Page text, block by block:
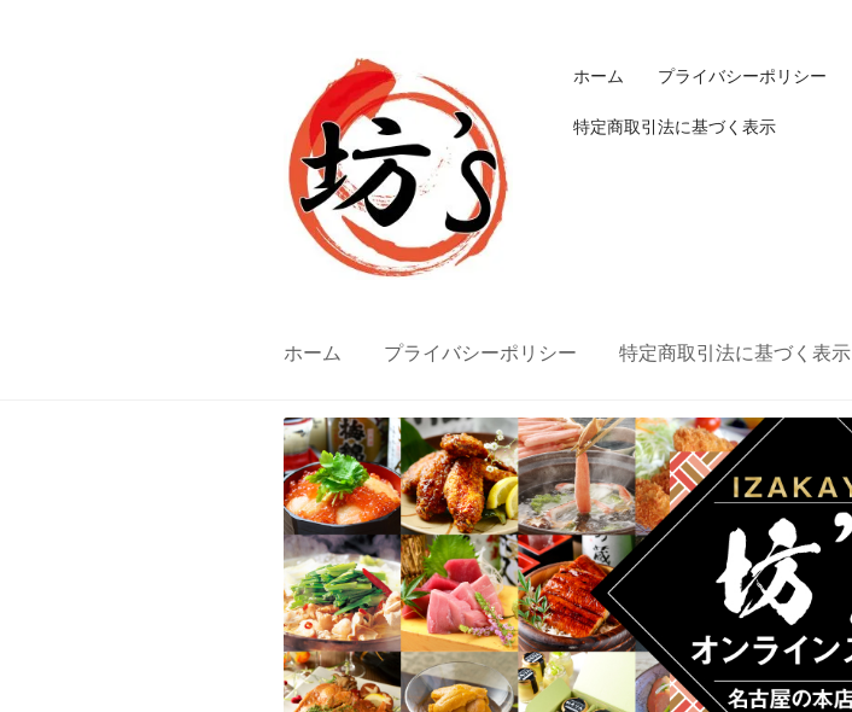
ゲ
ー
シ
ョ
ッ
テ
ン
ツ
へ
ホーム プライバシーポリシー
特定商取引法に基づく表示
ホーム プライバシーポリシー 特定商取引法に基づく表示